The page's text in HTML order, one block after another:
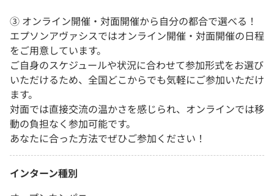
③ オンライン開催・対面開催から自分の都合で選べる！
エプソンアヴァシスではオンライン開催・対面開催の日程
をご用意しています。
ご自身のスケジュールや状況に合わせて参加形式をお選び
いただけるため、全国どこからでも気軽にご参加いただけ
ます。
対面では直接交流の温かさを感じられ、オンラインでは移
動の負担なく参加可能です。
あなたに合った方法でぜひご参加ください！
インターン種別